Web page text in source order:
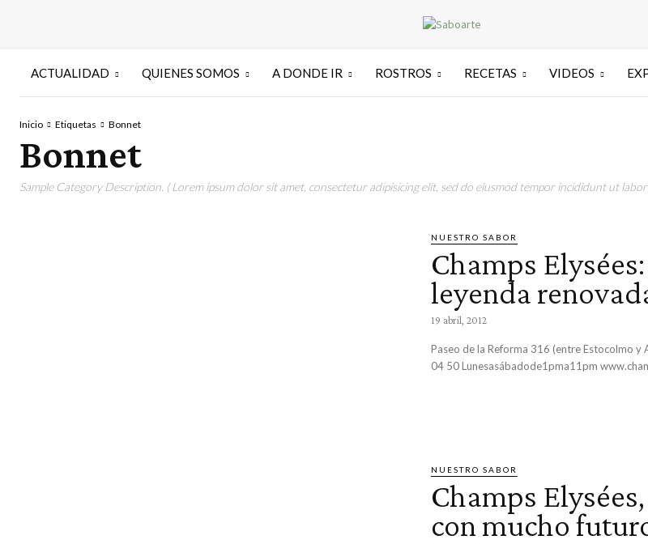
ACTUALIDAD QUIENES SOMOS A DONDE IR ROSTROS RECETAS VIDEOS
Inicio Etiquetas Bonnet
Bonnet
Sample Category Description. ( Lorem ipsum dolor sit amet, consectetur adipisicing elit, sed do eiusmod tempor incididunt ut
NUESTRO SABOR
Champs
leyenda
19 abril, 2012
Paseo de la Reforma 316 (entre Estocolmo y
04 50 Lunesasábadode1pma11pm
NUESTRO SABOR
Champs
con mucho